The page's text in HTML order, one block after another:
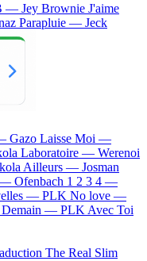
— Jey Brownie J'aime
Parapluie — Jeck
Gazo Laisse Moi —
Laboratoire — Werenoi
Ailleurs — Josman
— Ofenbach 1 2 3 4 —
— PLK No love —
Demain — PLK Avec Toi
The Real Slim